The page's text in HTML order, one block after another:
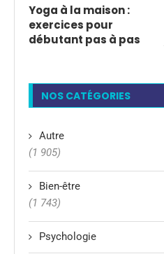
Yoga à la maison :
exercices pour
débutant pas à pas
NOS CATÉGORIES
Autre
(1 905)
Bien-être
(1 743)
Psychologie